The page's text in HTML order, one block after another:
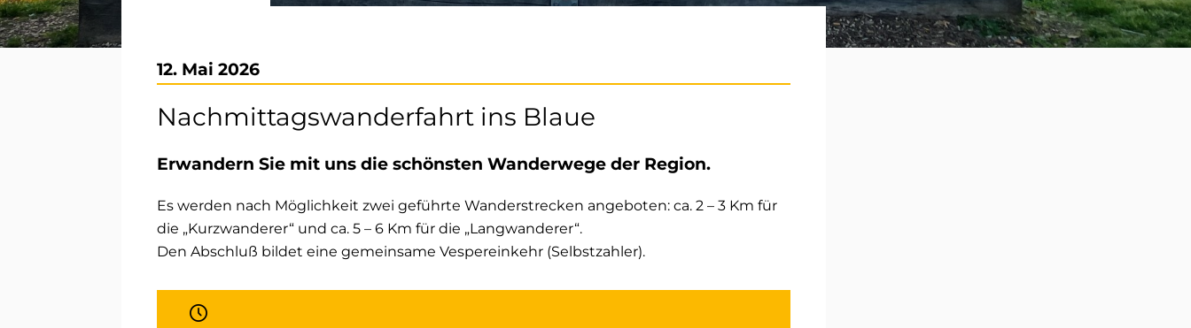
12. Mai 2026
Nachmittagswanderfahrt ins Blaue
Erwandern Sie mit uns die schönsten Wanderwege der Region.
Es werden nach Möglichkeit zwei geführte Wanderstrecken angeboten: ca. 2 – 3 Km für
die „Kurzwanderer“ und ca. 5 – 6 Km für die „Langwanderer“.
Den Abschluß bildet eine gemeinsame Vespereinkehr (Selbstzahler).